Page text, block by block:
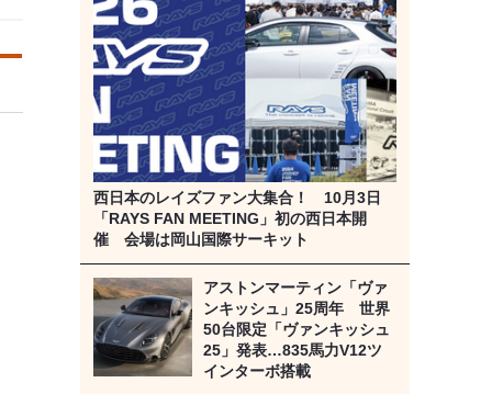
西日本のレイズファン大集合！ 10月3日
「RAYS FAN MEETING」初の西日本開
催 会場は岡山国際サーキット
アストンマーティン「ヴァ
ンキッシュ」25周年 世界
50台限定「ヴァンキッシュ
25」発表…835馬力V12ツ
インターボ搭載